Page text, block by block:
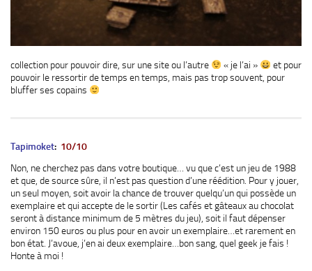
collection pour pouvoir dire, sur une site ou l’autre « je l’ai »
et pour
pouvoir le ressortir de temps en temps, mais pas trop souvent, pour
bluffer ses copains
Tapimoket: 10/10
Non, ne cherchez pas dans votre boutique… vu que c’est un jeu de 1988
et que, de source sûre, il n’est pas question d’une réédition. Pour y jouer,
un seul moyen, soit avoir la chance de trouver quelqu’un qui possède un
exemplaire et qui accepte de le sortir (Les cafés et gâteaux au chocolat
seront à distance minimum de 5 mètres du jeu), soit il faut dépenser
environ 150 euros ou plus pour en avoir un exemplaire…et rarement en
bon état. J’avoue, j’en ai deux exemplaire…bon sang, quel geek je fais !
Honte à moi !